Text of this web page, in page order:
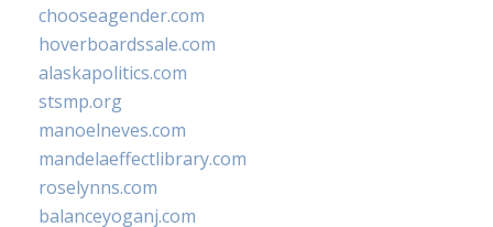
chooseagender.com
hoverboardssale.com
alaskapolitics.com
stsmp.org
manoelneves.com
mandelaeffectlibrary.com
roselynns.com
balanceyoganj.com